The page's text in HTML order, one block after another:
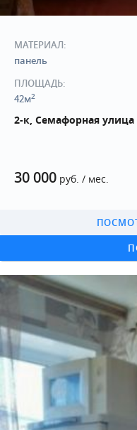
30 000 руб. / мес.
2-к, Семафорная улица
МАТЕРИАЛ:
панель
ПЛОЩАДЬ:
42м2